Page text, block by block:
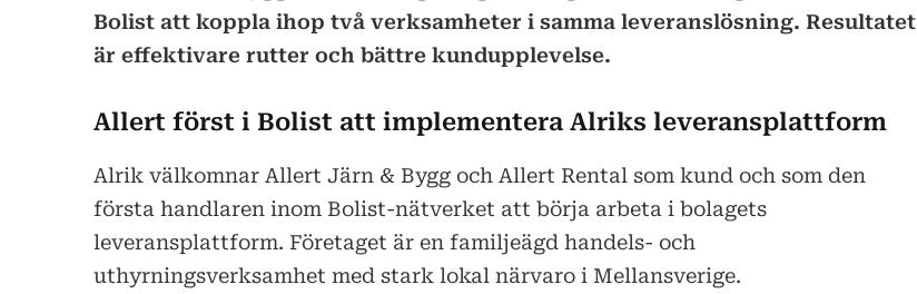
Bolist att koppla ihop två verksamheter i samma leveranslösning. Resultatet
är effektivare rutter och bättre kundupplevelse.
Allert först i Bolist att implementera Alriks leveransplattform
Alrik välkomnar Allert Järn & Bygg och Allert Rental som kund och som den
första handlaren inom Bolist-nätverket att börja arbeta i bolagets
leveransplattform. Företaget är en familjeägd handels- och
uthyrningsverksamhet med stark lokal närvaro i Mellansverige.